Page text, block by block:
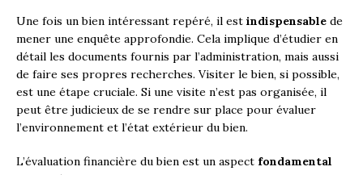
Une fois un bien intéressant repéré, il est indispensable de
mener une enquête approfondie. Cela implique d’étudier en
détail les documents fournis par l’administration, mais aussi
de faire ses propres recherches. Visiter le bien, si possible,
est une étape cruciale. Si une visite n’est pas organisée, il
peut être judicieux de se rendre sur place pour évaluer
l’environnement et l’état extérieur du bien.
L’évaluation financière du bien est un aspect fondamental